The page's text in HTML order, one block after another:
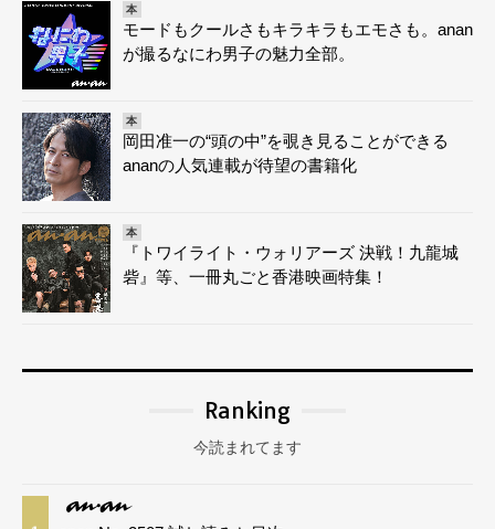
本
モードもクールさもキラキラもエモさも。anan
が撮るなにわ男子の魅力全部。
本
岡田准一の“頭の中”を覗き見ることができる
ananの人気連載が待望の書籍化
本
『トワイライト・ウォリアーズ 決戦！九龍城
砦』等、一冊丸ごと香港映画特集！
Ranking
今読まれてます